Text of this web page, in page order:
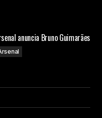
anuncia Bruno Guimarães